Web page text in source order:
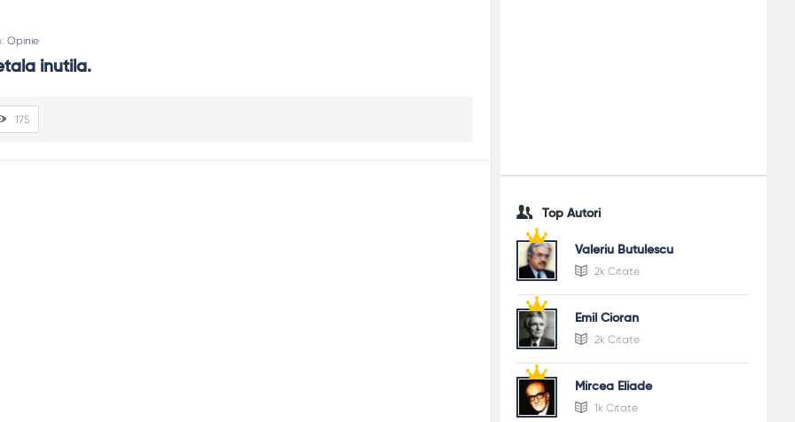
Opinie
inutila.
175
Top Autori
Valeriu Butulescu
2k Citate
Emil Cioran
2k Citate
Mircea Eliade
1k Citate